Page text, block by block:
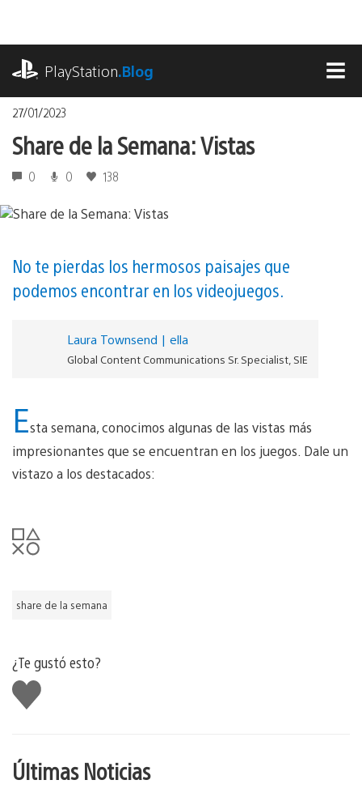
contenido
PlayStation.Blog
27/01/2023
Share de la Semana: Vistas
0 0 138
No te pierdas los hermosos paisajes que
podemos encontrar en los videojuegos.
Laura Townsend | ella
Global Content Communications Sr. Specialist, SIE
Esta semana, conocimos algunas de las vistas más
impresionantes que se encuentran en los juegos. Dale un
vistazo a los destacados:
share de la semana
¿Te gustó esto?
Me
gusta
Últimas Noticias